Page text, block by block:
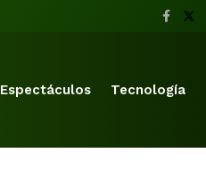
Espectáculos Tecnología